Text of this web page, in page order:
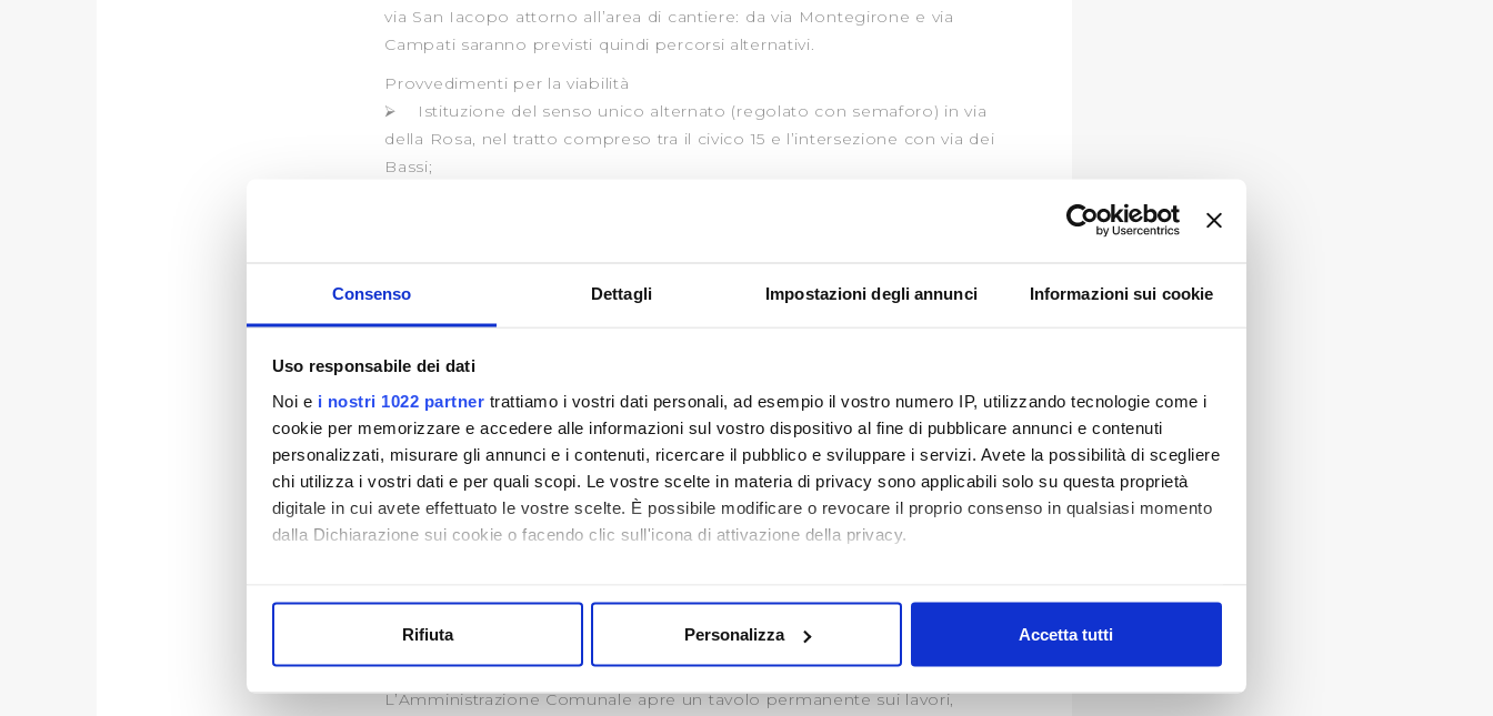
Consenso Dettagli Impostazioni degli annunci Informazioni sui cookie
Uso responsabile dei dati
Noi e i nostri 1022 partner trattiamo i vostri dati personali, ad esempio il vostro numero IP, utilizzando tecnologie come i
cookie per memorizzare e accedere alle informazioni sul vostro dispositivo al fine di pubblicare annunci e contenuti
personalizzati, misurare gli annunci e i contenuti, ricercare il pubblico e sviluppare i servizi. Avete la possibilità di scegliere
chi utilizza i vostri dati e per quali scopi. Le vostre scelte in materia di privacy sono applicabili solo su questa proprietà
digitale in cui avete effettuato le vostre scelte. È possibile modificare o revocare il proprio consenso in qualsiasi momento
dalla Dichiarazione sui cookie o facendo clic sull'icona di attivazione della privacy.
Identificare il tuo dispositivo, scansionandolo attivamente alla ricerca di caratteristiche specifiche (impronte
digitali).
Approfondisci come vengono elaborati i tuoi dati personali e imposta le tue preferenze nella
Rifiuta Personalizza Accetta tutti
via San Iacopo attorno all’area di cantiere: da via Montegirone e via
Campati saranno previsti quindi percorsi alternativi.
Provvedimenti per la viabilità
⮚ Istituzione del senso unico alternato (regolato con semaforo) in via
della Rosa, nel tratto compreso tra il civico 15 e l’intersezione con via dei
Bassi;
circolazione.
● Percorso in uscita da via Montegirone e via Campati: (via di
Terenzano) > via della Rosa > via dei Bassi (verso Girone/Firenze) o via
della Rosa (verso Compiobbi);
● Percorso in entrata verso via Montegirone e via Campati: via San
Iacopo > via dei Bassi > via della Rosa
Nei giorni precedenti ai lavori si provvederà al ripristino di piccole
criticità legate al manto stradale e alla pulizia della vegetazione
Si provvederà altresì a rendere disponibile il maggior numero di posti
auto in via San Iacopo, per dare la possibilità di parcheggiare e
raggiungere a piedi la “parte bassa” di Via Montegirone e via Campati.
L’Amministrazione Comunale apre un tavolo permanente sui lavori,